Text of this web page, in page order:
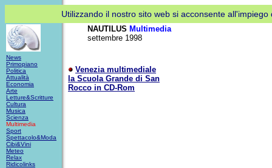
Utilizzando il nostro sito web si acconsente
NAUTILUS Multimedia
settembre 1998
News
Primopiano
Politica
Attualità
Economia
Arte
Letture&Scritture
Cultura
Musica
Scienza
Multimedia
Sport
Spettacolo&Moda
Cibi&Vini
Meteo
Relax
Ridicolinks
Venezia multimediale
la Scuola Grande di San
Rocco in CD-Rom